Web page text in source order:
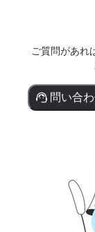
ご質問があれ
問い合